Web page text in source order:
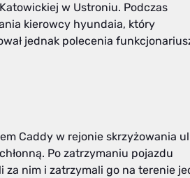
w Ustroniu. Podczas
kierowcy hyundaia, który
jednak polecenia
Caddy w rejonie skrzyżowania
Po zatrzymaniu pojazdu
za nim i zatrzymali go na terenie